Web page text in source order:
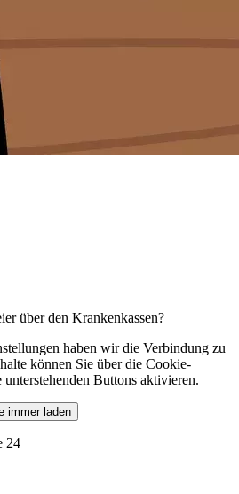
über den Krankenkassen?
haben wir die Verbindung zu
können Sie über die Cookie-
Buttons aktivieren.
immer laden
24